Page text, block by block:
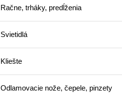
Račne, trháky, predĺženia
Svietidlá
Kliešte
Odlamovacie nože, čepele, pinzety